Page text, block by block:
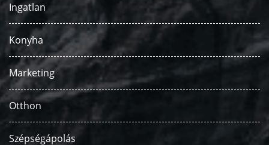
Ingatlan
Konyha
Marketing
Otthon
Szépségápolás